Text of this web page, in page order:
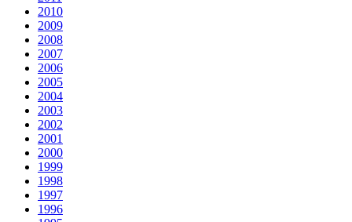
2010
2009
2008
2007
2006
2005
2004
2003
2002
2001
2000
1999
1998
1997
1996